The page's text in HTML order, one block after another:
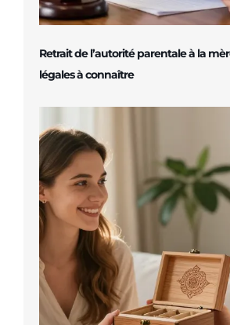
Retrait de l’autorité parentale à la
légales à connaître